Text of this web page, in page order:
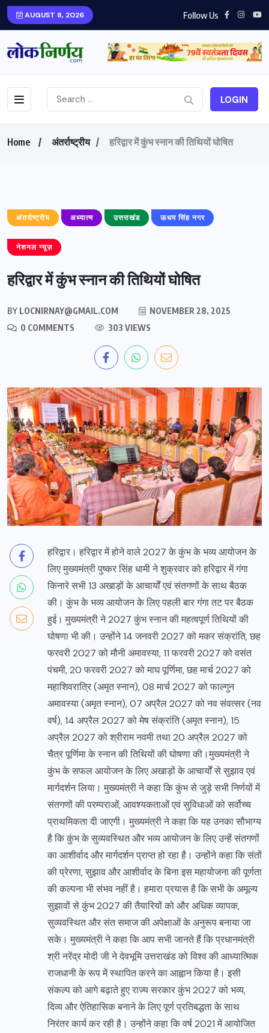
AUGUST 8, 2026 Follow Us
LOGIN
Home अंतर्राष्ट्रीय हरिद्वार में कुंभ स्नान की तिथियों घोषित
अंतर्राष्ट्रीय अध्यात्म उत्तराखंड ऊधम सिंह नगर
नेशनल न्यूज़
हरिद्वार में कुंभ स्नान की तिथियों घोषित
BY LOCNIRNAY@GMAIL.COM
NOVEMBER 28, 2025
0 COMMENTS
303 VIEWS
हरिद्वार। हरिद्वार में होने वाले 2027 के कुंभ के भव्य आयोजन के
लिए मुख्यमंत्री पुष्कर सिंह धामी ने शुक्रवार को हरिद्वार में गंगा
किनारे सभी 13 अखाड़ों के आचार्यों एवं संतगणों के साथ बैठक
की। कुंभ के भव्य आयोजन के लिए पहली बार गंगा तट पर बैठक
हुई। मुख्यमंत्री ने 2027 कुंभ स्नान की महत्वपूर्ण तिथियों की
घोषणा भी की। उन्होंने 14 जनवरी 2027 को मकर संक्रांति, छह
फरवरी 2027 को मौनी अमावस्या, 11 फरवरी 2027 को वसंत
पंचमी, 20 फरवरी 2027 को माघ पूर्णिमा, छह मार्च 2027 को
महाशिवरात्रि (अमृत स्नान), 08 मार्च 2027 को फाल्गुन
अमावस्या (अमृत स्नान), 07 अप्रैल 2027 को नव संवत्सर (नव
वर्ष), 14 अप्रैल 2027 को मेष संक्रांति (अमृत स्नान), 15
अप्रैल 2027 को श्रीराम नवमी तथा 20 अप्रैल 2027 को
चैत्र पूर्णिमा के स्नान की तिथियों की घोषणा की।मुख्यमंत्री ने
कुंभ के सफल आयोजन के लिए अखाड़ों के आचार्यों से सुझाव एवं
मार्गदर्शन लिया। मुख्यमंत्री ने कहा कि कुंभ से जुड़े सभी निर्णयों में
संतगणों की परम्पराओं, आवश्यकताओं एवं सुविधाओं को सर्वोच्च
प्राथमिकता दी जाएगी। मुख्यमंत्री ने कहा कि यह उनका सौभाग्य
है कि कुंभ के सुव्यवस्थित और भव्य आयोजन के लिए उन्हें संतगणों
का आशीर्वाद और मार्गदर्शन प्राप्त हो रहा है। उन्होंने कहा कि संतों
की प्रेरणा, सुझाव और आशीर्वाद के बिना इस महायोजना की पूर्णता
की कल्पना भी संभव नहीं है। हमारा प्रयास है कि सभी के अमूल्य
सुझावों से कुंभ 2027 की तैयारियों को और अधिक व्यापक,
सुव्यवस्थित और संत समाज की अपेक्षाओं के अनुरूप बनाया जा
सके। मुख्यमंत्री ने कहा कि आप सभी जानते हैं कि प्रधानमंत्री
श्री नरेंद्र मोदी जी ने देवभूमि उत्तराखंड को विश्व की आध्यात्मिक
राजधानी के रूप में स्थापित करने का आह्वान किया है। इसी
संकल्प को आगे बढ़ाते हुए राज्य सरकार कुंभ 2027 को भव्य,
दिव्य और ऐतिहासिक बनाने के लिए पूर्ण प्रतिबद्धता के साथ
निरंतर कार्य कर रही है। उन्होंने कहा कि वर्ष 2021 में आयोजित